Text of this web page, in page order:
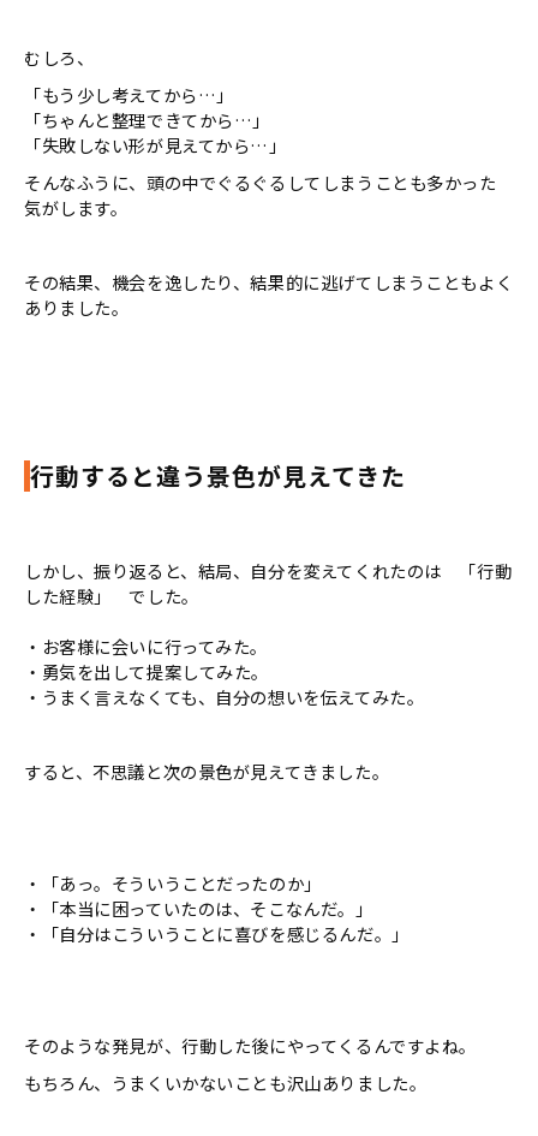
むしろ、
「もう少し考えてから…」
「ちゃんと整理できてから…」
「失敗しない形が見えてから…」
そんなふうに、頭の中でぐるぐるしてしまうことも多かった
気がします。
その結果、機会を逸したり、結果的に逃げてしまうこともよく
ありました。
行動すると違う景色が見えてきた
しかし、振り返ると、結局、自分を変えてくれたのは 「行動
した経験」 でした。
・お客様に会いに行ってみた。
・勇気を出して提案してみた。
・うまく言えなくても、自分の想いを伝えてみた。
すると、不思議と次の景色が見えてきました。
・「あっ。そういうことだったのか」
・「本当に困っていたのは、そこなんだ。」
・「自分はこういうことに喜びを感じるんだ。」
そのような発見が、行動した後にやってくるんですよね。
もちろん、うまくいかないことも沢山ありました。